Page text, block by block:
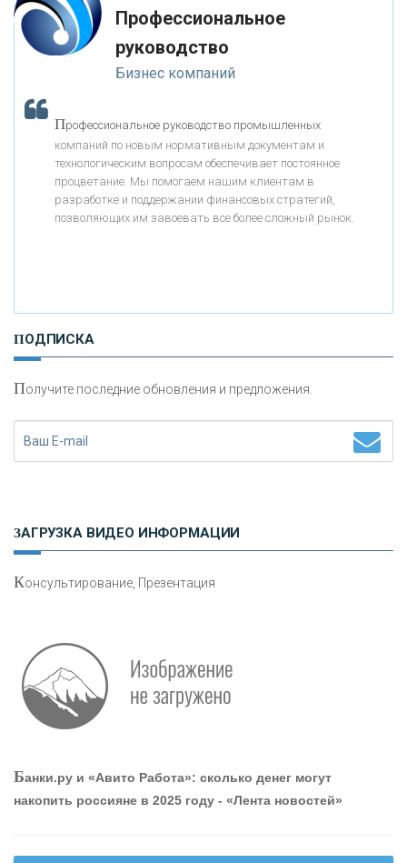
«МОСКОВСКИЙ КРЕДИТНЫЙ БАНК»
«АБСОЛЮТ БАНК»
«БАНК ВОЗРОЖДЕНИЕ»
АО «КРЕДИТ ЕВРОПА БАНК»
«НАЦИОНАЛЬНЫЙ КЛИРИНГОВЫЙ ЦЕНТР»
«ФК ОТКРЫТИЕ»
«ПРОМРЕГИОНБАНК»
ОНАС
КОНТАКТЫ
-- Люблю давать советы и очень не люблю, когда их дают мне.
Профессиональное
руководство
Бизнес компаний
Профессиональное руководство промышленных
компаний по новым нормативным документам и
технологическим вопросам обеспечивает постоянное
процветание. Мы помогаем нашим клиентам в
разработке и поддержании финансовых стратегий,
позволяющих им завоевать все более сложный рынок.
ПОДПИСКА
Получите последние обновления и предложения.
ЗАГРУЗКА ВИДЕО ИНФОРМАЦИИ
Консультирование, Презентация
Банки.ру и «Авито Работа»: сколько денег могут
накопить россияне в 2025 году - «Лента новостей»